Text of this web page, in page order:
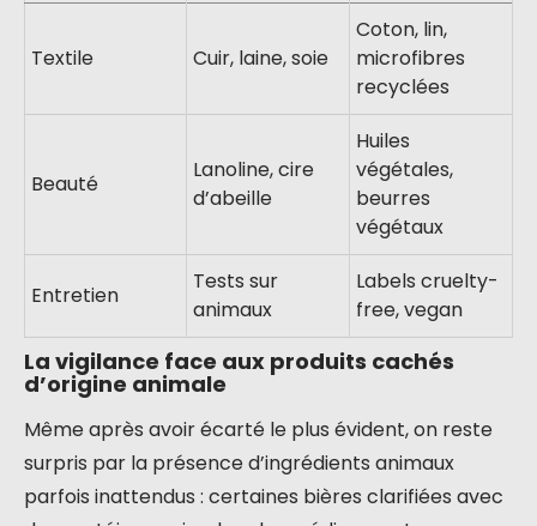
Textile Cuir, laine, soie
Coton, lin,
microfibres
recyclées
Beauté
Lanoline, cire
d’abeille
Huiles
végétales,
beurres
végétaux
Entretien
Tests sur
animaux
Labels cruelty-
free, vegan
La vigilance face aux produits cachés
d’origine animale
Même après avoir écarté le plus évident, on reste
surpris par la présence d’ingrédients animaux
parfois inattendus : certaines bières clarifiées avec